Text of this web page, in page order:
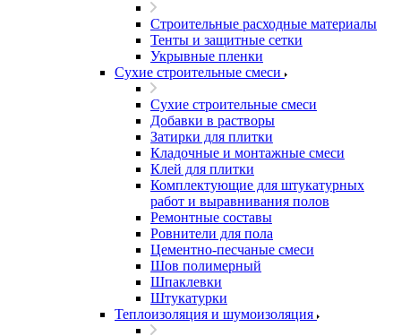
Строительные расходные материалы
Тенты и защитные сетки
Укрывные пленки
Сухие строительные смеси
Сухие строительные смеси
Добавки в растворы
Затирки для плитки
Кладочные и монтажные смеси
Клей для плитки
Комплектующие для штукатурных
работ и выравнивания полов
Ремонтные составы
Ровнители для пола
Цементно-песчаные смеси
Шов полимерный
Шпаклевки
Штукатурки
Теплоизоляция и шумоизоляция